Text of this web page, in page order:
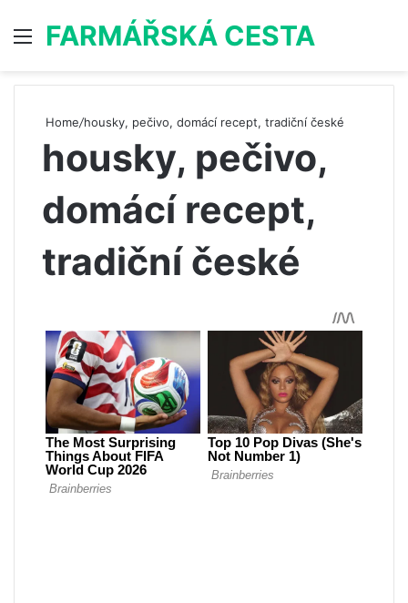
Menu
FARMÁŘSKÁ CESTA
Home/housky, pečivo, domácí recept, tradiční české
housky, pečivo,
domácí recept,
tradiční české